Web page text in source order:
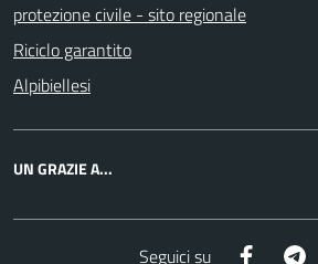
protezione civile - sito regionale
Riciclo garantito
Alpibiellesi
UN GRAZIE A...
Seguici su Facebook